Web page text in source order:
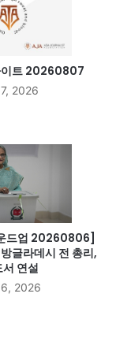
이트 20260807
2026
드업 20260806]
방글라데시 전 총리,
연설
2026